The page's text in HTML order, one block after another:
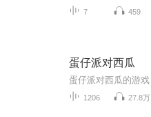
7 459
蛋仔派对西瓜
1206 27.8万